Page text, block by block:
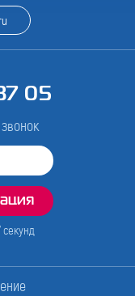
05
секунд